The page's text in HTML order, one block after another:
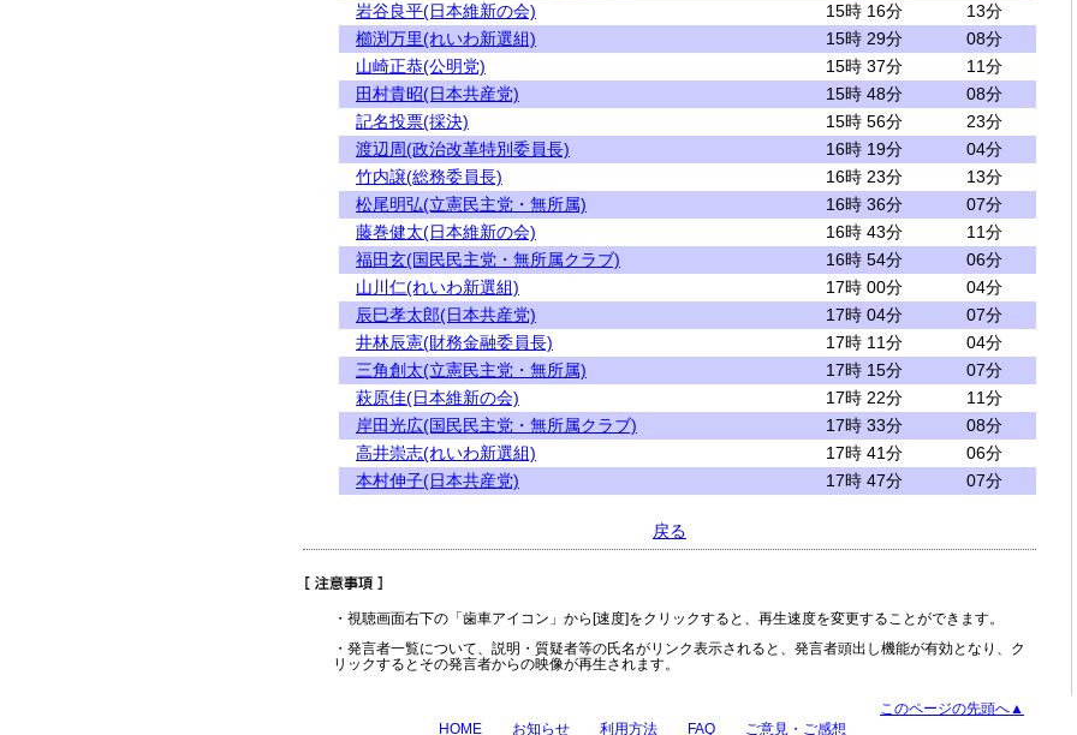
岩谷良平(日本維新の会)
15時 16分
13分
櫛渕万里(れいわ新選組)
15時 29分
08分
山崎正恭(公明党)
15時 37分
11分
田村貴昭(日本共産党)
15時 48分
08分
記名投票(採決)
15時 56分
23分
渡辺周(政治改革特別委員長)
16時 19分
04分
竹内譲(総務委員長)
16時 23分
13分
松尾明弘(立憲民主党・無所属)
16時 36分
07分
藤巻健太(日本維新の会)
16時 43分
11分
福田玄(国民民主党・無所属クラブ)
16時 54分
06分
山川仁(れいわ新選組)
17時 00分
04分
辰巳孝太郎(日本共産党)
17時 04分
07分
井林辰憲(財務金融委員長)
17時 11分
04分
三角創太(立憲民主党・無所属)
17時 15分
07分
萩原佳(日本維新の会)
17時 22分
11分
岸田光広(国民民主党・無所属クラブ)
17時 33分
08分
高井崇志(れいわ新選組)
17時 41分
06分
本村伸子(日本共産党)
17時 47分 07分
戻る
・視聴画面右下の「歯車アイコン」から[速度]をクリックすると、再生速度を変更することができます。
・発言者一覧について、説明・質疑者等の氏名がリンク表示されると、発言者頭出し機能が有効となり、ク
リックするとその発言者からの映像が再生されます。
このページの先頭へ▲
HOME
お知らせ 利用方法 FAQ ご意見・ご感想